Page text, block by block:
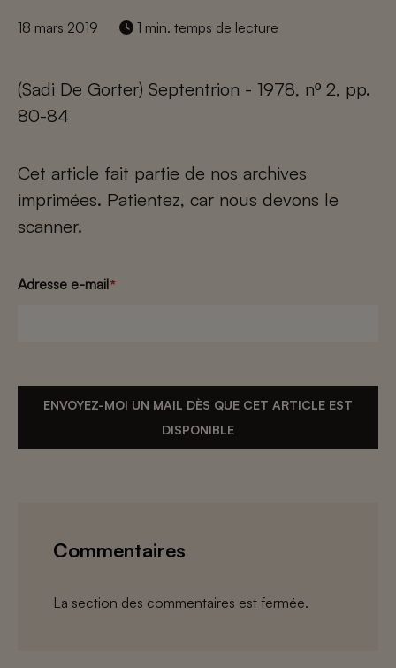
18 mars 2019 1 min. temps de lecture
(Sadi De Gorter) Septentrion - 1978, nº 2, pp.
80-84
Cet article fait partie de nos archives
imprimées. Patientez, car nous devons le
scanner.
Adresse e-mail*
ENVOYEZ-MOI UN MAIL DÈS QUE CET ARTICLE EST
DISPONIBLE
Commentaires
La section des commentaires est fermée.